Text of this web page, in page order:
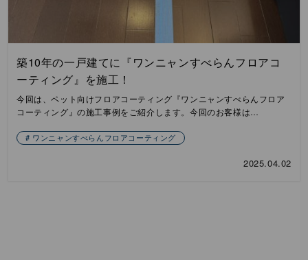
築10年の一戸建てに『ワンニャンすべらんフロアコ
ーティング』を施工！
今回は、ペット向けフロアコーティング『ワンニャンすべらんフロア
コーティング』の施工事例をご紹介します。今回のお客様は…
ワンニャンすべらんフロアコーティング
2025.04.02